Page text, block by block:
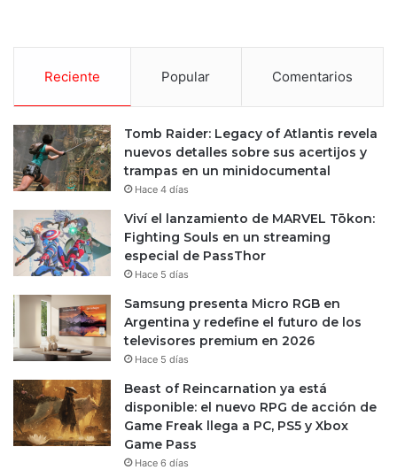
Reciente Popular Comentarios
Tomb Raider: Legacy of Atlantis revela
nuevos detalles sobre sus acertijos y
trampas en un minidocumental
Hace 4 días
Viví el lanzamiento de MARVEL Tōkon:
Fighting Souls en un streaming
especial de PassThor
Hace 5 días
Samsung presenta Micro RGB en
Argentina y redefine el futuro de los
televisores premium en 2026
Hace 5 días
Beast of Reincarnation ya está
disponible: el nuevo RPG de acción de
Game Freak llega a PC, PS5 y Xbox
Game Pass
Hace 6 días